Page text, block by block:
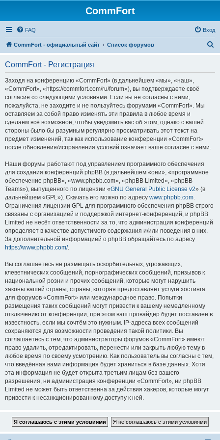
CommFort
FAQ Вход
CommFort - официальный сайт Список форумов
CommFort - Регистрация
Заходя на конференцию «CommFort» (в дальнейшем «мы», «наш»,
«CommFort», «https://commfort.com/ru/forum»), вы подтверждаете своё
согласие со следующими условиями. Если вы не согласны с ними,
пожалуйста, не заходите и не пользуйтесь форумами «CommFort». Мы
оставляем за собой право изменять эти правила в любое время и
сделаем всё возможное, чтобы уведомить вас об этом, однако с вашей
стороны было бы разумным регулярно просматривать этот текст на
предмет изменений, так как использование конференции «CommFort»
после обновления/исправления условий означает ваше согласие с ними.
Наши форумы работают под управлением программного обеспечения
для создания конференций phpBB (в дальнейшем «они», «программное
обеспечение phpBB», «www.phpbb.com», «phpBB Limited», «phpBB
Teams»), выпущенного по лицензии «GNU General Public License v2» (в
дальнейшем «GPL»). Скачать его можно по адресу www.phpbb.com.
Ограничения лицензии GPL для программного обеспечения phpBB строго
связаны с организацией и поддержкой интернет-конференций, и phpBB
Limited не несёт ответственности за то, что администрация конференций
определяет в качестве допустимого содержания и/или поведения в них.
За дополнительной информацией о phpBB обращайтесь по адресу
https://www.phpbb.com/.
Вы соглашаетесь не размещать оскорбительных, угрожающих,
клеветнических сообщений, порнографических сообщений, призывов к
национальной розни и прочих сообщений, которые могут нарушить
законы вашей страны, страны, которая предоставляет услуги хостинга
для форумов «CommFort» или международное право. Попытки
размещения таких сообщений могут привести к вашему немедленному
отключению от конференции, при этом ваш провайдер будет поставлен в
известность, если мы сочтём это нужным. IP-адреса всех сообщений
сохраняются для возможности проведения такой политики. Вы
соглашаетесь с тем, что администраторы форумов «CommFort» имеют
право удалить, отредактировать, перенести или закрыть любую тему в
любое время по своему усмотрению. Как пользователь вы согласны с тем,
что введённая вами информация будет храниться в базе данных. Хотя
эта информация не будет открыта третьим лицам без вашего
разрешения, ни администрация конференции «CommFort», ни phpBB
Limited не может быть ответственна за действия хакеров, которые могут
привести к несанкционированному доступу к ней.